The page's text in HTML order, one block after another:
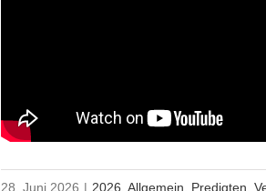
28. Juni 2026 | 2026 Allgemein Predigten